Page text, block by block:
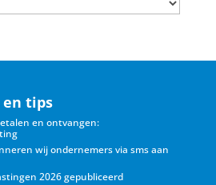
en tips
en ontvangen:
wij ondernemers via sms aan
2026 gepubliceerd